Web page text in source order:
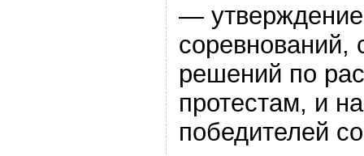
— утверждение
соревнований,
решений по
протестам, и
победителей